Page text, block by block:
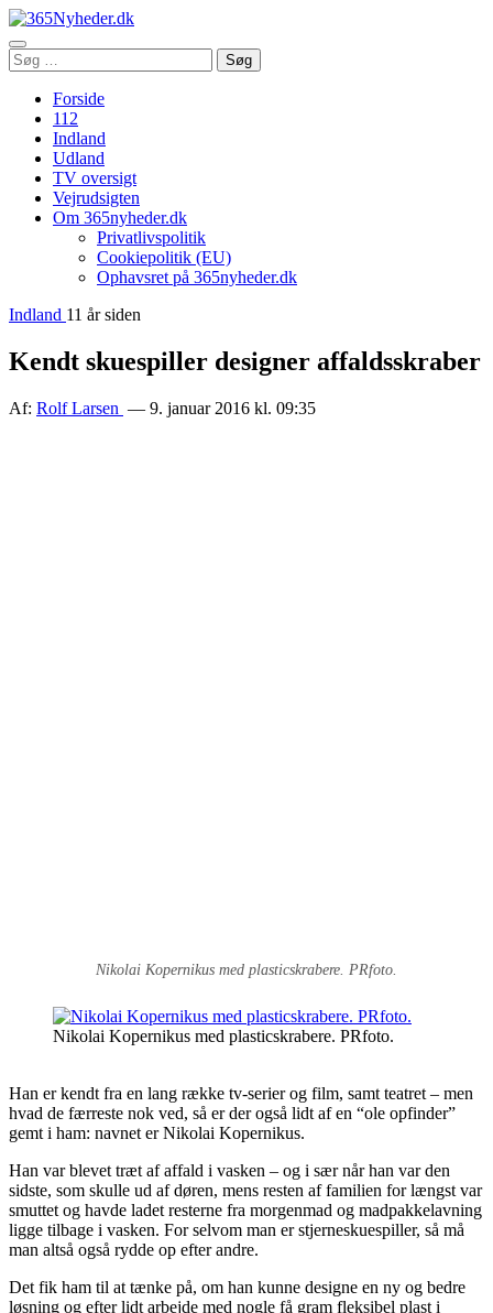
Åbn
menu
Søg
efter:
Søg
Forside
112
Indland
Udland
TV oversigt
Vejrudsigten
Om 365nyheder.dk
Privatlivspolitik
Cookiepolitik (EU)
Ophavsret på 365nyheder.dk
Indland 11 år siden
Kendt skuespiller designer affaldsskraber
Af: Rolf Larsen — 9. januar 2016 kl. 09:35
Nikolai Kopernikus med plasticskrabere. PRfoto.
Nikolai Kopernikus med plasticskrabere. PRfoto.
Han er kendt fra en lang række tv-serier og film, samt teatret – men
hvad de færreste nok ved, så er der også lidt af en “ole opfinder”
gemt i ham: navnet er Nikolai Kopernikus.
Han var blevet træt af affald i vasken – og i sær når han var den
sidste, som skulle ud af døren, mens resten af familien for længst var
smuttet og havde ladet resterne fra morgenmad og madpakkelavning
ligge tilbage i vasken. For selvom man er stjerneskuespiller, så må
man altså også rydde op efter andre.
Det fik ham til at tænke på, om han kunne designe en ny og bedre
løsning og efter lidt arbejde med nogle få gram fleksibel plast i